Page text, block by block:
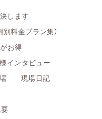
します
別料金プラン集）
お得
インタビュー
現場日記